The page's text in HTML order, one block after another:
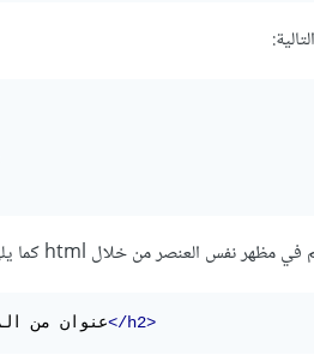
عنوان من</h2>